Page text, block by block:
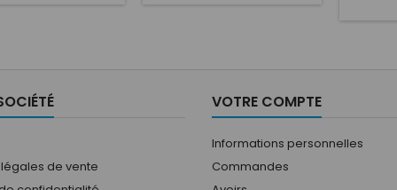
le MAG-10 PRO
casque de...
notre demi-jointure
amovible rapide (HCB),...
de vente
VOTRE COMPTE
Informations personnelles
Commandes